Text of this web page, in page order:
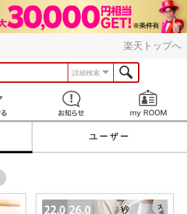
楽天トップへ
詳細検索
見つける お知らせ
ユーザー